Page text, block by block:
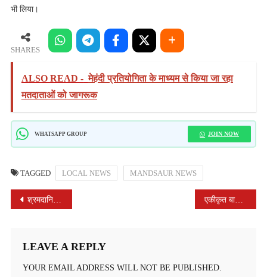
भी लिया।
SHARES
ALSO READ - मेहंदी प्रतियोगिता के माध्यम से किया जा रहा
मतदाताओं को जागरूक
WHATSAPP GROUP JOIN NOW
TAGGED LOCAL NEWS MANDSAUR NEWS
POST
श्रमदानियों के अथक प्रयास से शिवना तट पर लौटी स्वच्छता और सुंदरता एकीकृत बागवानी विकास मिशन से समृद्ध हुआ नीमच का किसान
LEAVE A REPLY
YOUR EMAIL ADDRESS WILL NOT BE PUBLISHED.